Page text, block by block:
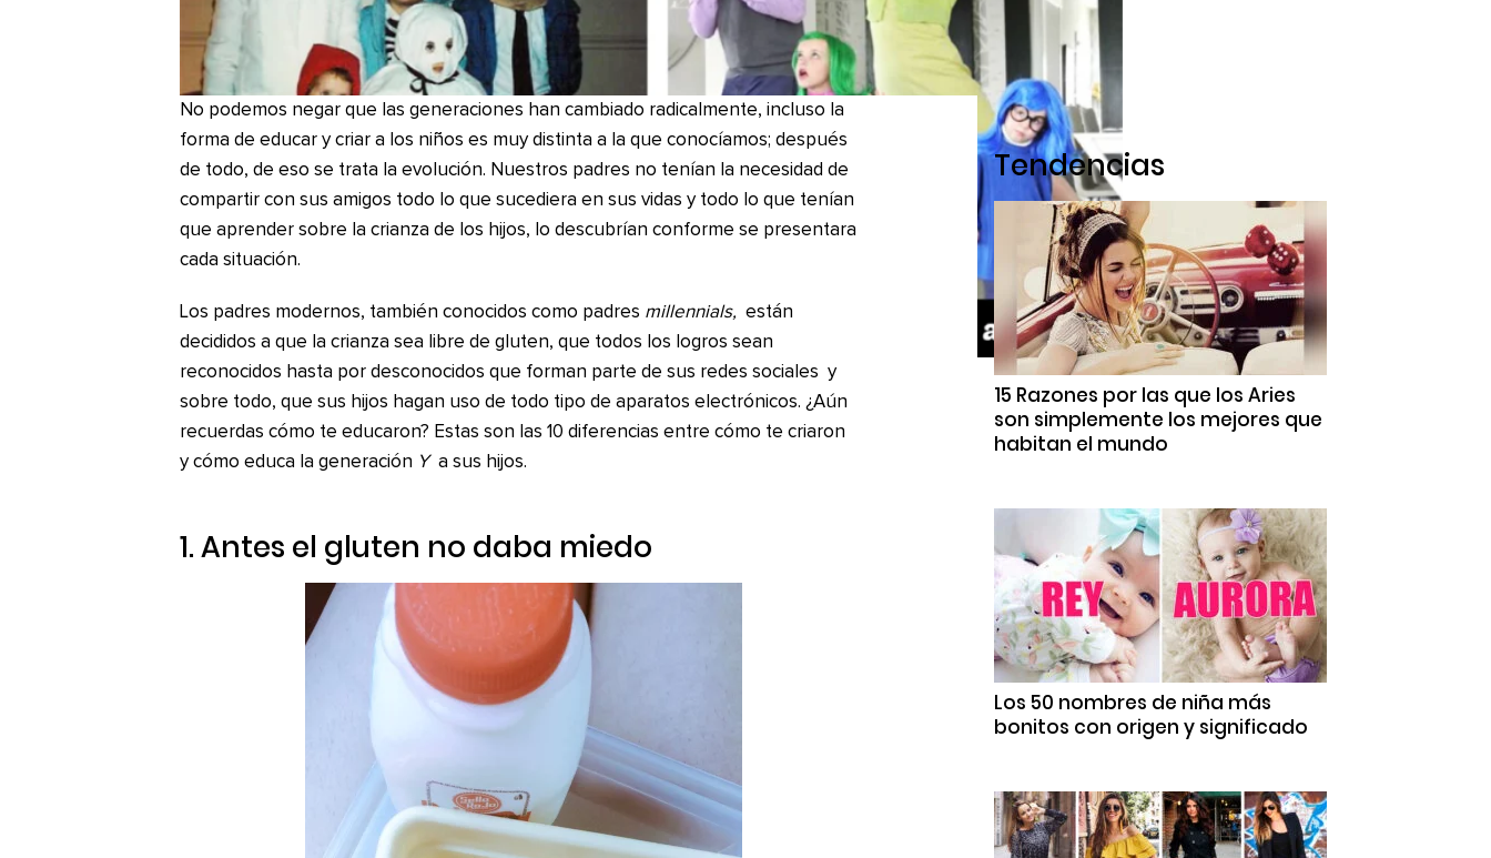
No podemos negar que las generaciones han cambiado radicalmente, incluso la
forma de educar y criar a los niños es muy distinta a la que conocíamos; después
de todo, de eso se trata la evolución. Nuestros padres no tenían la necesidad de
compartir con sus amigos todo lo que sucediera en sus vidas y todo lo que tenían
que aprender sobre la crianza de los hijos, lo descubrían conforme se presentara
cada situación.
Los padres modernos, también conocidos como padres millennials, están
decididos a que la crianza sea libre de gluten, que todos los logros sean
reconocidos hasta por desconocidos que forman parte de sus redes sociales y
sobre todo, que sus hijos hagan uso de todo tipo de aparatos electrónicos. ¿Aún
recuerdas cómo te educaron? Estas son las 10 diferencias entre cómo te criaron
y cómo educa la generación Y a sus hijos.
1. Antes el gluten no daba miedo
Tendencias
15 Razones por las que los Aries
son simplemente los mejores que
habitan el mundo
Los 50 nombres de niña más
bonitos con origen y significado